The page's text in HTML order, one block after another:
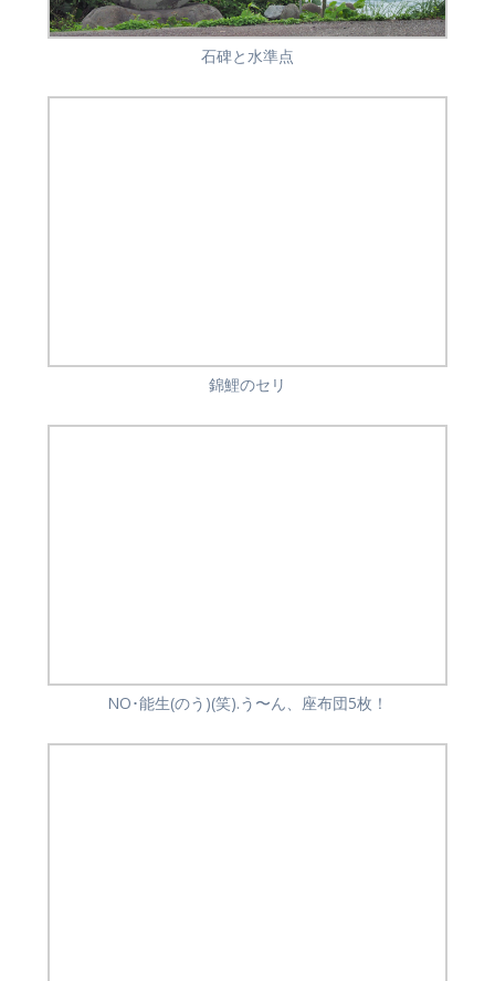
石碑と水準点
錦鯉のセリ
NO･能生(のう)(笑).う〜ん、座布団5枚！